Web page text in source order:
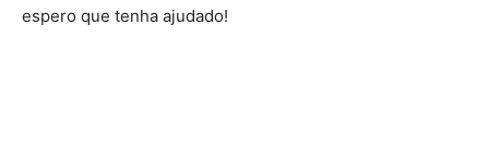
espero que tenha ajudado!